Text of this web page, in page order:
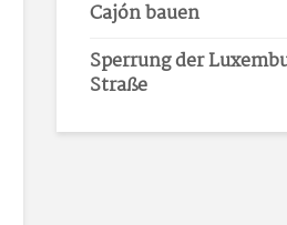
Cajón bauen
Sperrung der
Straße